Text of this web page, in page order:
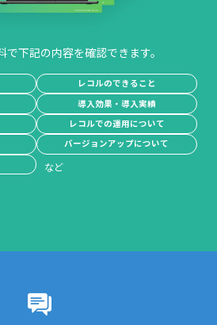
で下記の内容を確認できます。
レコルのできること
導入効果・導入実績
レコルでの運用について
バージョンアップについて